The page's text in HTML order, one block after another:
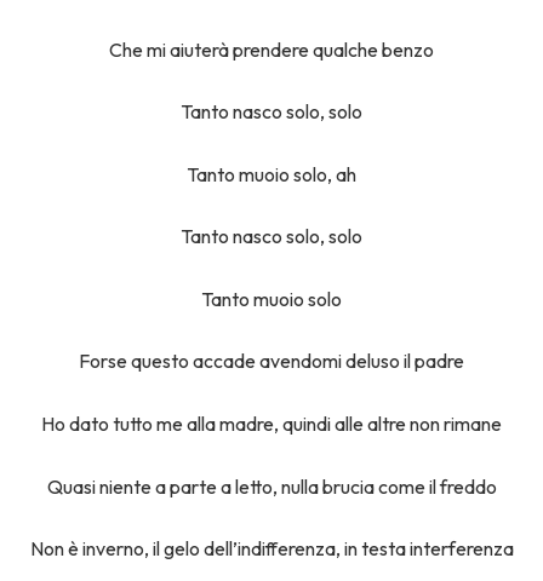
Che mi aiuterà prendere qualche benzo
Tanto nasco solo, solo
Tanto muoio solo, ah
Tanto nasco solo, solo
Tanto muoio solo
Forse questo accade avendomi deluso il padre
Ho dato tutto me alla madre, quindi alle altre non rimane
Quasi niente a parte a letto, nulla brucia come il freddo
Non è inverno, il gelo dell’indifferenza, in testa interferenza